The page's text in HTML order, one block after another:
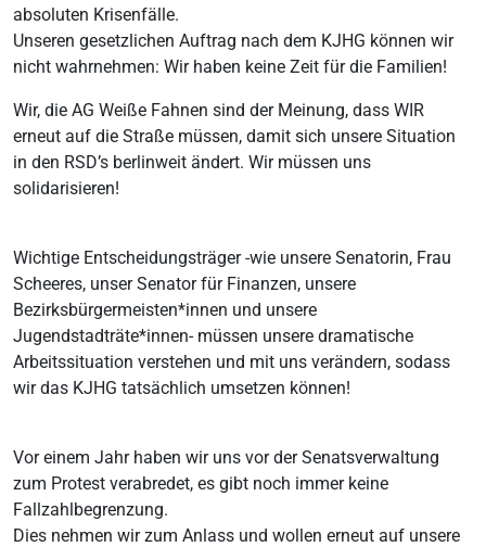
absoluten Krisenfälle.
Unseren gesetzlichen Auftrag nach dem KJHG können wir
nicht wahrnehmen: Wir haben keine Zeit für die Familien!
Wir, die AG Weiße Fahnen sind der Meinung, dass WIR
erneut auf die Straße müssen, damit sich unsere Situation
in den RSD’s berlinweit ändert. Wir müssen uns
solidarisieren!
Wichtige Entscheidungsträger -wie unsere Senatorin, Frau
Scheeres, unser Senator für Finanzen, unsere
Bezirksbürgermeisten*innen und unsere
Jugendstadträte*innen- müssen unsere dramatische
Arbeitssituation verstehen und mit uns verändern, sodass
wir das KJHG tatsächlich umsetzen können!
Vor einem Jahr haben wir uns vor der Senatsverwaltung
zum Protest verabredet, es gibt noch immer keine
Fallzahlbegrenzung.
Dies nehmen wir zum Anlass und wollen erneut auf unsere